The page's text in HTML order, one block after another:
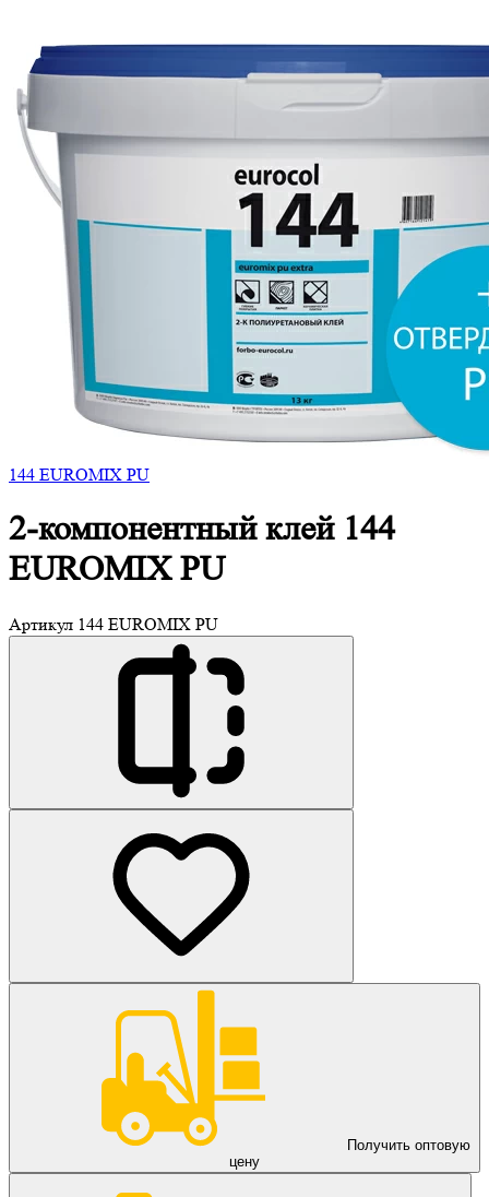
144 EUROMIX PU
2-компонентный клей 144
EUROMIX PU
Артикул 144 EUROMIX PU
Получить оптовую
цену